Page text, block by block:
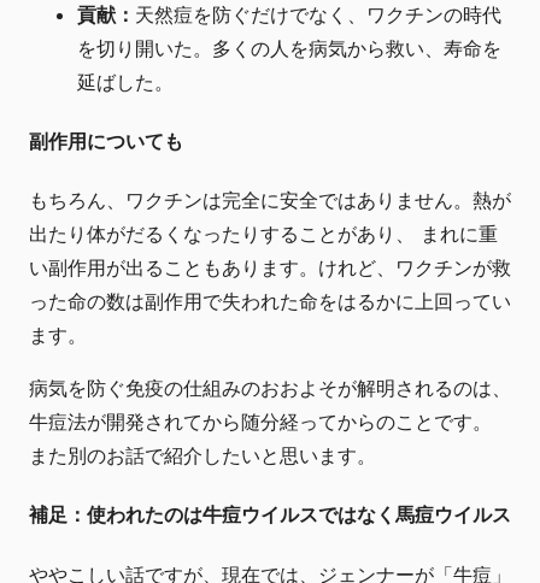
貢献： 天然痘を防ぐだけでなく、ワクチンの時代
を切り開いた。多くの人を病気から救い、寿命を
延ばした。
副作用についても
もちろん、ワクチンは完全に安全ではありません。熱が
出たり体がだるくなったりすることがあり、 まれに重
い副作用が出ることもあります。けれど、ワクチンが救
った命の数は副作用で失われた命をはるかに上回ってい
ます。
病気を防ぐ免疫の仕組みのおおよそが解明されるのは、
牛痘法が開発されてから随分経ってからのことです。
また別のお話で紹介したいと思います。
補足：使われたのは牛痘ウイルスではなく馬痘ウイルス
ややこしい話ですが、現在では、ジェンナーが「牛痘」